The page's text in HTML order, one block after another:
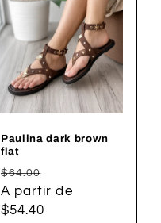
Paulina dark brown
flat
Precio
habitual
$64.00
de
A partir de
$54.40